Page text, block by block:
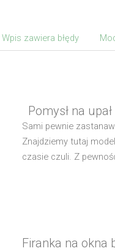
Wpis zawiera błędy
Pomysł na upał
Sami pewnie
Znajdziemy tutaj
czasie czuli. Z
Firanka na okna